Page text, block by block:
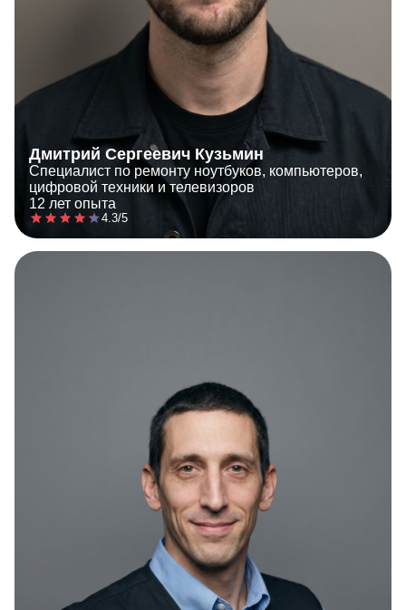
Дмитрий Сергеевич Кузьмин
Специалист по ремонту ноутбуков, компьютеров,
цифровой техники и телевизоров
12 лет опыта
4.3/5